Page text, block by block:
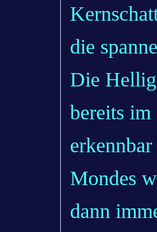
die
Die
bereits im
Mondes
dann